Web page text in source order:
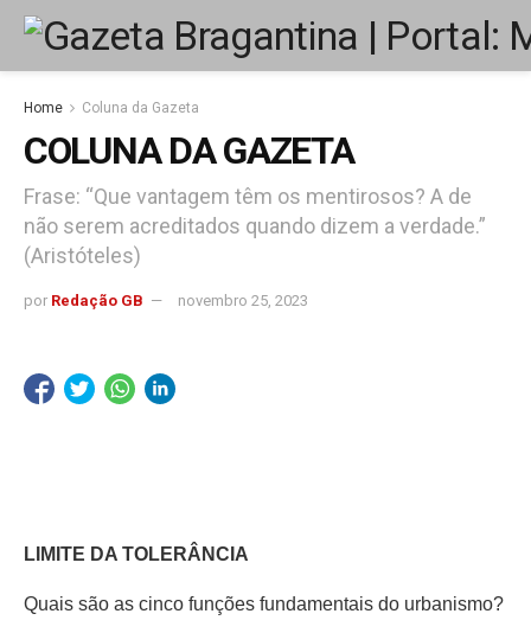
Home Coluna da Gazeta
COLUNA DA GAZETA
Frase: “Que vantagem têm os mentirosos? A de
não serem acreditados quando dizem a verdade.”
(Aristóteles)
por Redação GB novembro 25, 2023
LIMITE DA TOLERÂNCIA
Quais são as cinco funções fundamentais do urbanismo?